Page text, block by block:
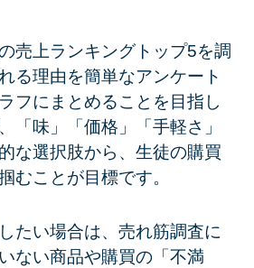
売上ランキングトップ5を調
る理由を簡単なアンケート
フにまとめることを目指し
「味」「価格」「手軽さ」
な選択肢から、生徒の購買
むことが目標です。
たい場合は、売れ筋調査に
ない商品や購買の「不満